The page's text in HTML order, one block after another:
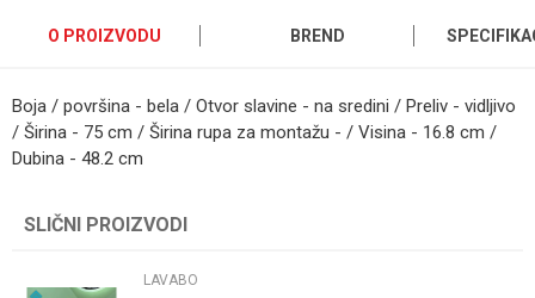
O PROIZVODU BREND
Boja / površina - bela / Otvor slavine - na sredini / Preliv - vidljivo
/ Širina - 75 cm / Širina rupa za montažu - / Visina - 16.8 cm /
Dubina - 48.2 cm
Brend
Način ugradnje/Tip
SLIČNI PROIZVODI
LAVABO